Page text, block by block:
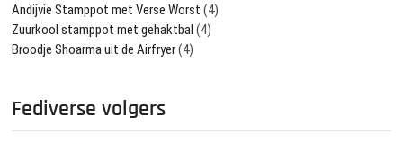
Andijvie Stamppot met Verse Worst (4)
Zuurkool stamppot met gehaktbal (4)
Broodje Shoarma uit de Airfryer(4)
Fediverse volgers